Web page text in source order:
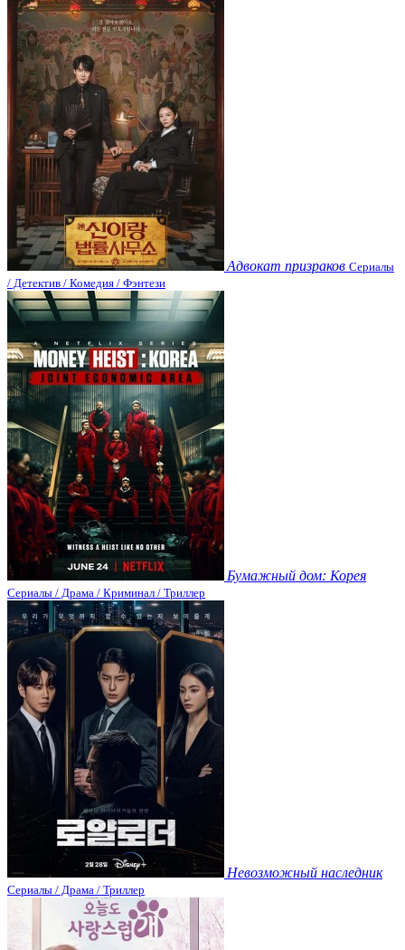
Адвокат призраков Сериалы
/ Детектив / Комедия / Фэнтези
Бумажный дом: Корея
Сериалы / Драма / Криминал / Триллер
Невозможный наследник
Сериалы / Драма / Триллер